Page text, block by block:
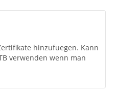
hinzufuegen. Kann
verwenden wenn man